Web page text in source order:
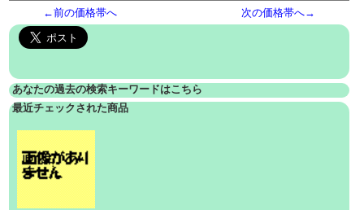
←前の価格帯へ 次の価格帯へ→
あなたの過去の検索キーワードはこちら
最近チェックされた商品